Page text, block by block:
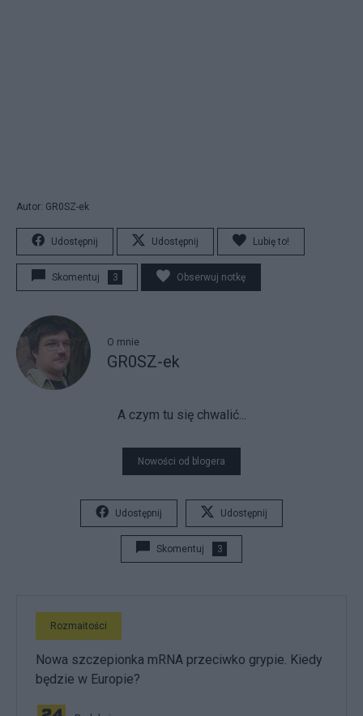
Autor: GR0SZ-ek
Udostępnij Udostępnij Lubię to!
Skomentuj 3 Obserwuj notkę
O mnie
GR0SZ-ek
A czym tu się chwalić...
Nowości od blogera
Udostępnij Udostępnij
Skomentuj 3
Rozmaitości
Nowa szczepionka mRNA przeciwko grypie. Kiedy
będzie w Europie?